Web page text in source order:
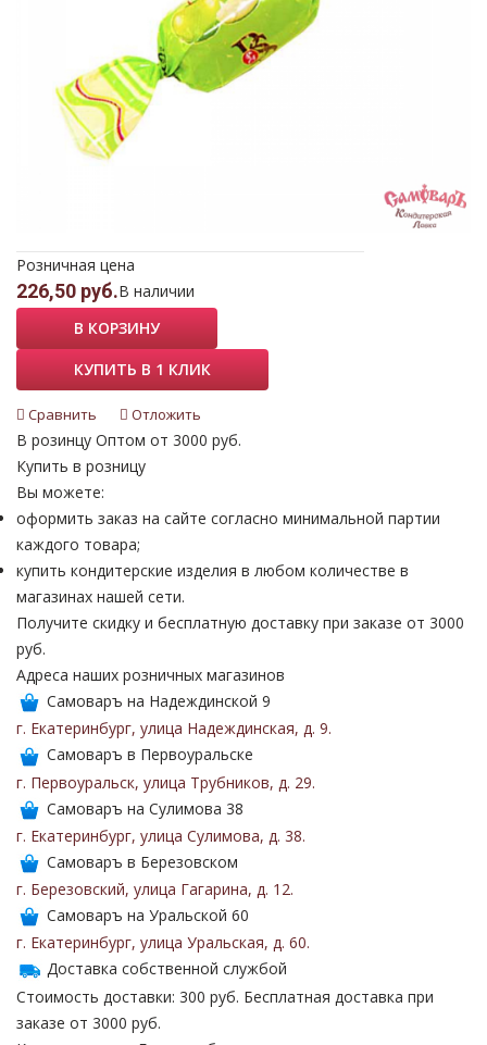
Розничная цена
226,50 руб.В наличии
В КОРЗИНУ
КУПИТЬ В 1 КЛИК
Сравнить Отложить
В розинцу Оптом от 3000 руб.
Купить в розницу
Вы можете:
оформить заказ на сайте согласно минимальной партии
каждого товара;
купить кондитерские изделия в любом количестве в
магазинах нашей сети.
Получите скидку и бесплатную доставку при заказе от 3000
руб.
Адреса наших розничных магазинов
Самоваръ на Надеждинской 9
г. Екатеринбург, улица Надеждинская, д. 9.
Самоваръ в Первоуральске
г. Первоуральск, улица Трубников, д. 29.
Самоваръ на Сулимова 38
г. Екатеринбург, улица Сулимова, д. 38.
Самоваръ в Березовском
г. Березовский, улица Гагарина, д. 12.
Самоваръ на Уральской 60
г. Екатеринбург, улица Уральская, д. 60.
Доставка собственной службой
Стоимость доставки: 300 руб. Бесплатная доставка при
заказе от 3000 руб.